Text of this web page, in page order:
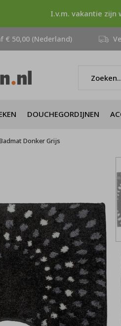
DOUCHEGORDIJNEN
€ 50,00 (Nederland)
I.v.m. vakantie zijn
Donker Grijs